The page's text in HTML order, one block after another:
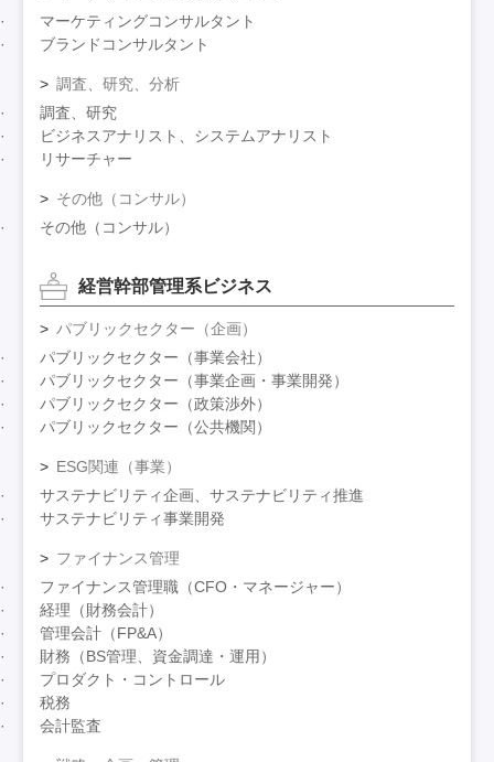
マーケティングコンサルタント
ブランドコンサルタント
調査、研究、分析
調査、研究
ビジネスアナリスト、システムアナリスト
リサーチャー
その他（コンサル）
その他（コンサル）
経営幹部管理系ビジネス
パブリックセクター（企画）
パブリックセクター（事業会社）
パブリックセクター（事業企画・事業開発）
パブリックセクター（政策渉外）
パブリックセクター（公共機関）
ESG関連（事業）
サステナビリティ企画、サステナビリティ推進
サステナビリティ事業開発
ファイナンス管理
ファイナンス管理職（CFO・マネージャー）
経理（財務会計）
管理会計（FP&A）
財務（BS管理、資金調達・運用）
プロダクト・コントロール
税務
会計監査